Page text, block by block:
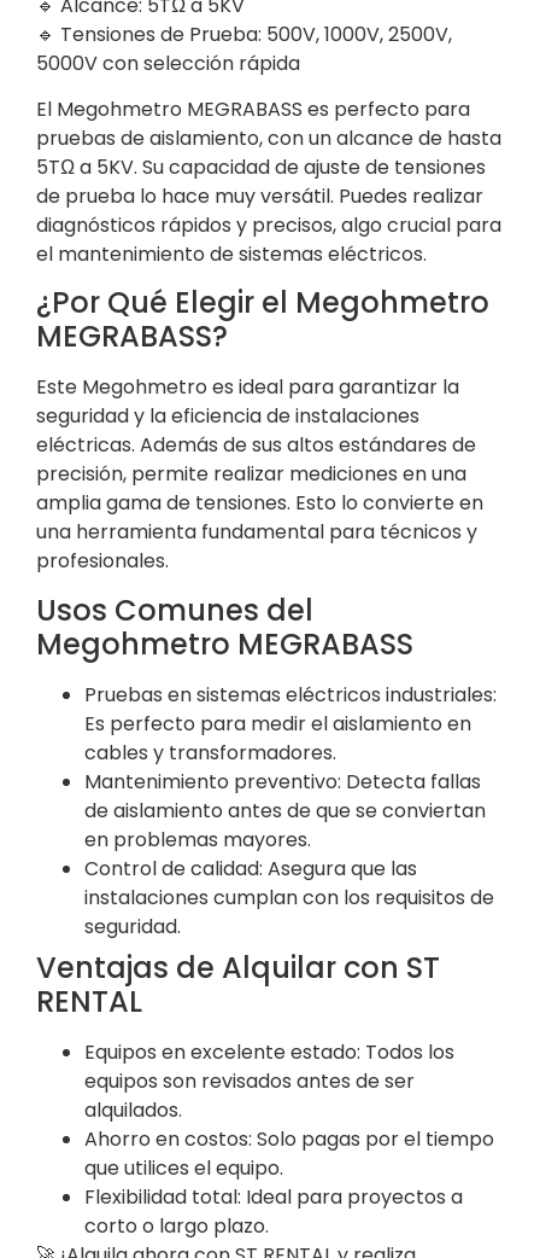
🔹 Tensiones de Prueba: 500V, 1000V, 2500V,
5000V con selección rápida
El Megohmetro MEGRABASS es perfecto para
pruebas de aislamiento, con un alcance de hasta
5TΩ a 5KV. Su capacidad de ajuste de tensiones
de prueba lo hace muy versátil. Puedes realizar
diagnósticos rápidos y precisos, algo crucial para
el mantenimiento de sistemas eléctricos.
¿Por Qué Elegir el Megohmetro
MEGRABASS?
Este Megohmetro es ideal para garantizar la
seguridad y la eficiencia de instalaciones
eléctricas. Además de sus altos estándares de
precisión, permite realizar mediciones en una
amplia gama de tensiones. Esto lo convierte en
una herramienta fundamental para técnicos y
profesionales.
Usos Comunes del
Megohmetro MEGRABASS
Pruebas en sistemas eléctricos industriales:
Es perfecto para medir el aislamiento en
cables y transformadores.
Mantenimiento preventivo: Detecta fallas
de aislamiento antes de que se conviertan
en problemas mayores.
Control de calidad: Asegura que las
instalaciones cumplan con los requisitos de
seguridad.
Ventajas de Alquilar con ST
RENTAL
Equipos en excelente estado: Todos los
equipos son revisados antes de ser
alquilados.
Ahorro en costos: Solo pagas por el tiempo
que utilices el equipo.
Flexibilidad total: Ideal para proyectos a
corto o largo plazo.